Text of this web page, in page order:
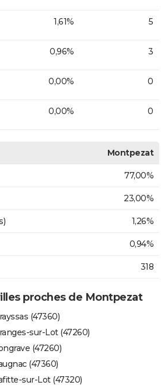
1,61% 5
0,96% 3
0,00% 0
0,00% 0
Montpezat
77,00%
23,00%
1,26%
0,94%
318
proches de Montpezat
(47360)
sur-Lot (47260)
(47260)
(47360)
sur-Lot (47320)